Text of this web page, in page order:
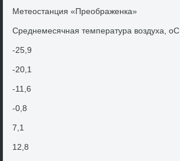
Метеостанция «Преображенка»
Среднемесячная температура вοздуха, оС
-25,9
-20,1
-11,6
-0,8
7,1
12,8